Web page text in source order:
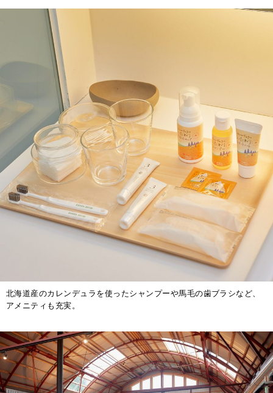
北海道産のカレンデュラを使ったシャンプーや馬毛の歯ブラシなど、
アメニティも充実。